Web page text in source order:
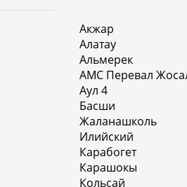
Акжар
Алатау
Альмерек
АМС Перевал
Аул 4
Басши
Жаланашколь
Илийский
Карабогет
Карашокы
Кольсай